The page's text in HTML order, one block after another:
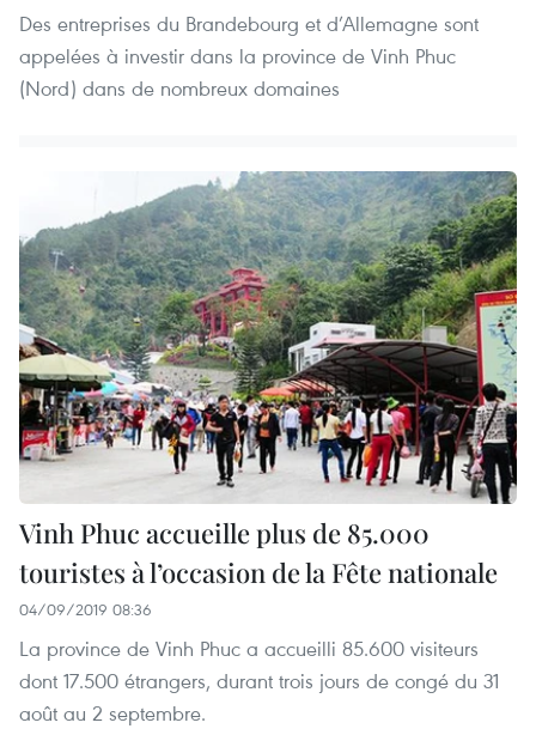
Des entreprises du Brandebourg et d’Allemagne sont
appelées à investir dans la province de Vinh Phuc
(Nord) dans de nombreux domaines
Vinh Phuc accueille plus de 85.000
touristes à l’occasion de la Fête nationale
04/09/2019 08:36
La province de Vinh Phuc a accueilli 85.600 visiteurs
dont 17.500 étrangers, durant trois jours de congé du 31
août au 2 septembre.